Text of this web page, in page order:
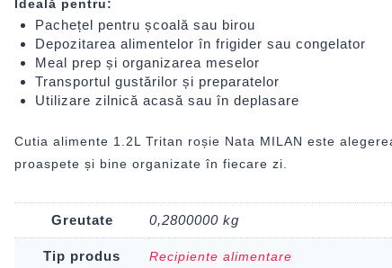
Ideală pentru:
Pachețel pentru școală sau birou
Depozitarea alimentelor în frigider sau congelator
Meal prep și organizarea meselor
Transportul gustărilor și preparatelor
Utilizare zilnică acasă sau în deplasare
Cutia alimente 1.2L Tritan roșie Nata MILAN este
proaspete și bine organizate în fiecare zi.
Greutate 0,2800000 kg
Tip produs Recipiente alimentare